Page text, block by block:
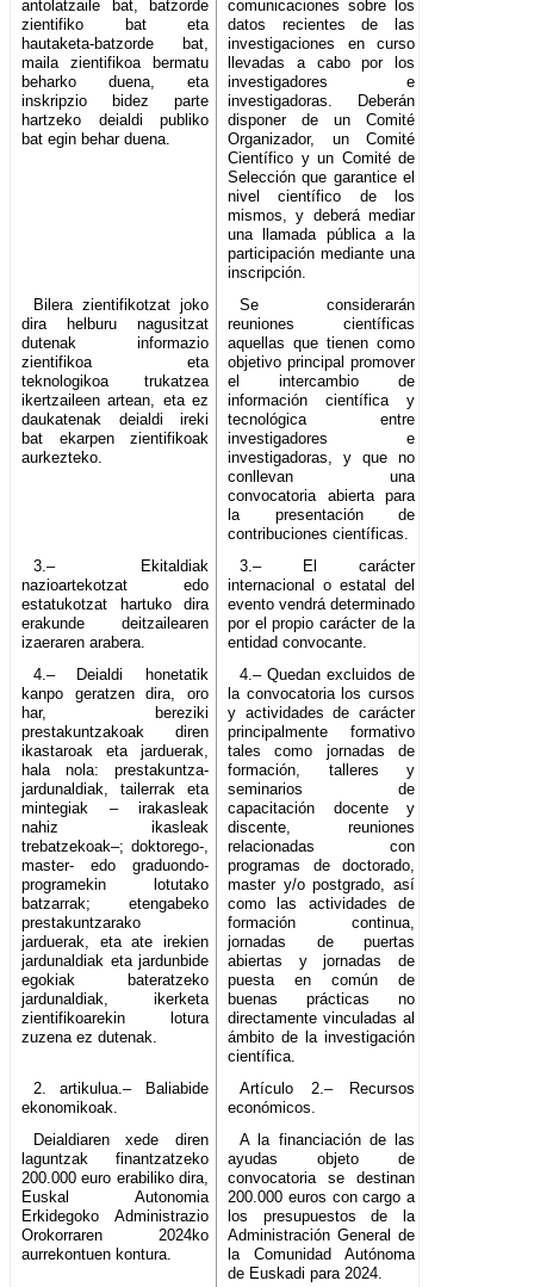
antolatzaile bat, batzorde
zientifiko bat eta
hautaketa-batzorde bat,
maila zientifikoa bermatu
beharko duena, eta
inskripzio bidez parte
hartzeko deialdi publiko
bat egin behar duena.
comunicaciones sobre los
datos recientes de las
investigaciones en curso
llevadas a cabo por los
investigadores e
investigadoras. Deberán
disponer de un Comité
Organizador, un Comité
Científico y un Comité de
Selección que garantice el
nivel científico de los
mismos, y deberá mediar
una llamada pública a la
participación mediante una
inscripción.
Bilera zientifikotzat joko
dira helburu nagusitzat
dutenak informazio
zientifikoa eta
teknologikoa trukatzea
ikertzaileen artean, eta ez
daukatenak deialdi ireki
bat ekarpen zientifikoak
aurkezteko.
Se considerarán
reuniones científicas
aquellas que tienen como
objetivo principal promover
el intercambio de
información científica y
tecnológica entre
investigadores e
investigadoras, y que no
conllevan una
convocatoria abierta para
la presentación de
contribuciones científicas.
3.– Ekitaldiak
nazioartekotzat edo
estatukotzat hartuko dira
erakunde deitzailearen
izaeraren arabera.
3.– El carácter
internacional o estatal del
evento vendrá determinado
por el propio carácter de la
entidad convocante.
4.– Deialdi honetatik
kanpo geratzen dira, oro
har, bereziki
prestakuntzakoak diren
ikastaroak eta jarduerak,
hala nola: prestakuntza-
jardunaldiak, tailerrak eta
mintegiak – irakasleak
nahiz ikasleak
trebatzekoak–; doktorego-,
master- edo graduondo-
programekin lotutako
batzarrak; etengabeko
prestakuntzarako
jarduerak, eta ate irekien
jardunaldiak eta jardunbide
egokiak bateratzeko
jardunaldiak, ikerketa
zientifikoarekin lotura
zuzena ez dutenak.
4.– Quedan excluidos de
la convocatoria los cursos
y actividades de carácter
principalmente formativo
tales como jornadas de
formación, talleres y
seminarios de
capacitación docente y
discente, reuniones
relacionadas con
programas de doctorado,
master y/o postgrado, así
como las actividades de
formación continua,
jornadas de puertas
abiertas y jornadas de
puesta en común de
buenas prácticas no
directamente vinculadas al
ámbito de la investigación
científica.
2. artikulua.– Baliabide
ekonomikoak.
Artículo 2.– Recursos
económicos.
Deialdiaren xede diren
laguntzak finantzatzeko
200.000 euro erabiliko dira,
Euskal Autonomia
Erkidegoko Administrazio
Orokorraren 2024ko
aurrekontuen kontura.
A la financiación de las
ayudas objeto de
convocatoria se destinan
200.000 euros con cargo a
los presupuestos de la
Administración General de
la Comunidad Autónoma
de Euskadi para 2024.